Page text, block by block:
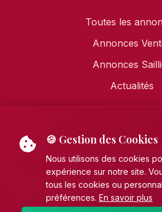
Toutes les
Annonces
Annonces
Actualités
Mentions légales • Politique
Politique de
© 2026 AECE - Association
Chevaux de pure race
réservés.
🍪 Gestion des Cookies
Nous utilisons des cookies
expérience sur notre site.
tous les cookies ou
préférences. En savoir plus